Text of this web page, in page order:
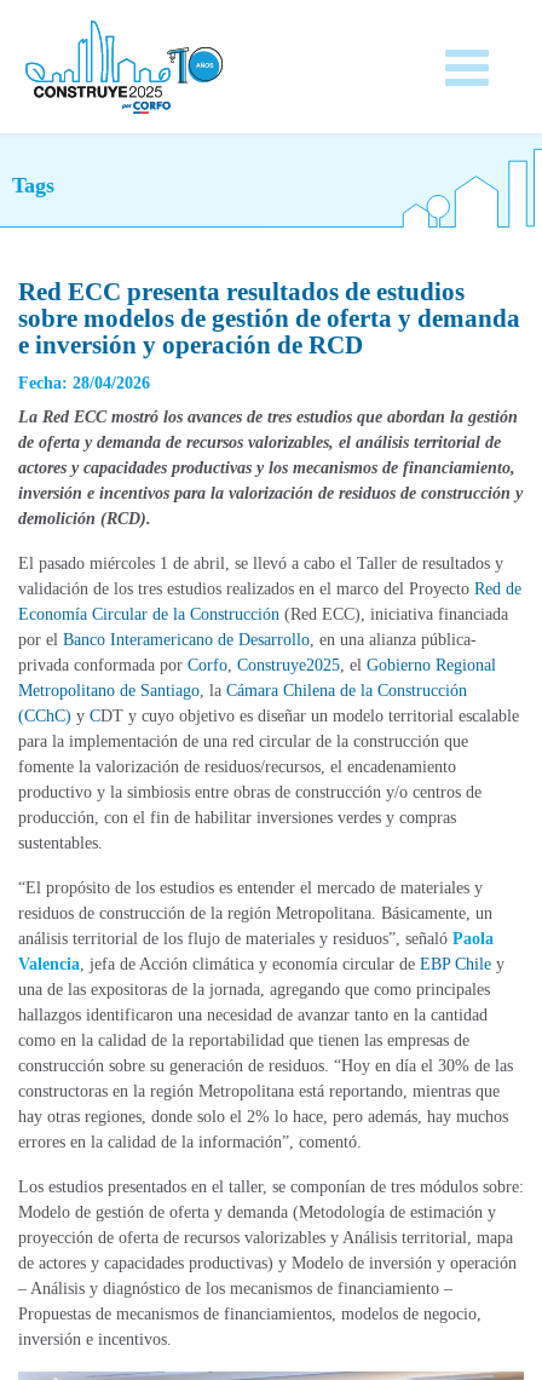
Tags
Red ECC presenta resultados de estudios
sobre modelos de gestión de oferta y demanda
e inversión y operación de RCD
Fecha: 28/04/2026
La Red ECC mostró los avances de tres estudios que abordan la gestión
de oferta y demanda de recursos valorizables, el análisis territorial de
actores y capacidades productivas y los mecanismos de financiamiento,
inversión e incentivos para la valorización de residuos de construcción y
demolición (RCD).
El pasado miércoles 1 de abril, se llevó a cabo el Taller de resultados y
validación de los tres estudios realizados en el marco del Proyecto Red de
Economía Circular de la Construcción (Red ECC), iniciativa financiada
por el Banco Interamericano de Desarrollo, en una alianza pública-
privada conformada por Corfo, Construye2025, el Gobierno Regional
Metropolitano de Santiago, la Cámara Chilena de la Construcción
(CChC) y CDT y cuyo objetivo es diseñar un modelo territorial escalable
para la implementación de una red circular de la construcción que
fomente la valorización de residuos/recursos, el encadenamiento
productivo y la simbiosis entre obras de construcción y/o centros de
producción, con el fin de habilitar inversiones verdes y compras
sustentables.
“El propósito de los estudios es entender el mercado de materiales y
residuos de construcción de la región Metropolitana. Básicamente, un
análisis territorial de los flujo de materiales y residuos”, señaló Paola
Valencia, jefa de Acción climática y economía circular de EBP Chile y
una de las expositoras de la jornada, agregando que como principales
hallazgos identificaron una necesidad de avanzar tanto en la cantidad
como en la calidad de la reportabilidad que tienen las empresas de
construcción sobre su generación de residuos. “Hoy en día el 30% de las
constructoras en la región Metropolitana está reportando, mientras que
hay otras regiones, donde solo el 2% lo hace, pero además, hay muchos
errores en la calidad de la información”, comentó.
Los estudios presentados en el taller, se componían de tres módulos sobre:
Modelo de gestión de oferta y demanda (Metodología de estimación y
proyección de oferta de recursos valorizables y Análisis territorial, mapa
de actores y capacidades productivas) y Modelo de inversión y operación
– Análisis y diagnóstico de los mecanismos de financiamiento –
Propuestas de mecanismos de financiamientos, modelos de negocio,
inversión e incentivos.